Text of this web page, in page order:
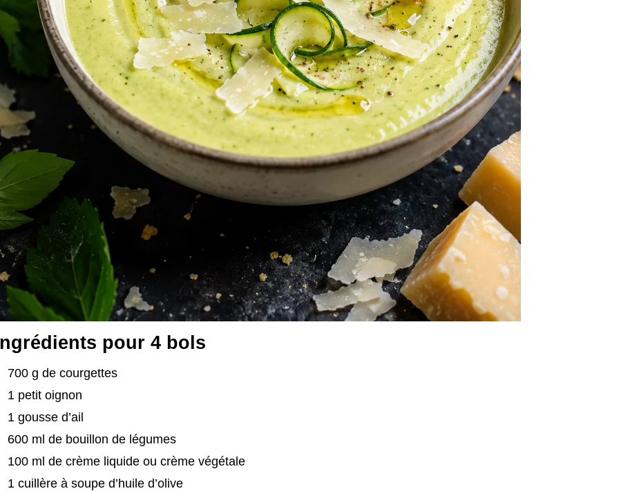
pour 4 bols
700 g de courgettes
1 petit oignon
1 gousse d’ail
600 ml de bouillon de légumes
100 ml de crème liquide ou crème végétale
1 cuillère à soupe d’huile d’olive